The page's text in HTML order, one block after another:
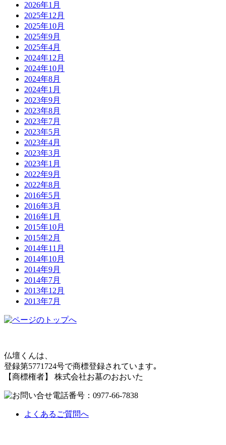
2026年1月
2025年12月
2025年10月
2025年9月
2025年4月
2024年12月
2024年10月
2024年8月
2024年1月
2023年9月
2023年8月
2023年7月
2023年5月
2023年4月
2023年3月
2023年1月
2022年9月
2022年8月
2016年5月
2016年3月
2016年1月
2015年10月
2015年2月
2014年11月
2014年10月
2014年9月
2014年7月
2013年12月
2013年7月
仏壇くんは、
登録第5771724号で商標登録されています｡
【商標権者】 株式会社お墓のおおいた
よくあるご質問へ